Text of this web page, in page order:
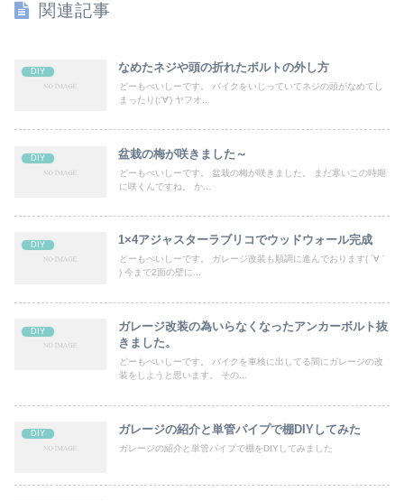
関連記事
DIY なめたネジや頭の折れたボルトの外し方
どーもぺいしーです。 バイクをいじっていてネジの頭がなめてし
まったり(;'∀') ヤフオ...
DIY 盆栽の梅が咲きました～
どーもぺいしーです。 盆栽の梅が咲きました。 まだ寒いこの時期
に咲くんですね。 か...
DIY 1×4アジャスターラブリコでウッドウォール完成
どーもぺいしーです。 ガレージ改装も順調に進んでおります( ´∀｀
) 今まで2面の壁に...
DIY
ガレージ改装の為いらなくなったアンカーボルト抜
きました。
どーもぺいしーです。 バイクを車検に出してる間にガレージの改
装をしようと思います。 その...
DIY ガレージの紹介と単管パイプで棚DIYしてみた
ガレージの紹介と単管パイプで棚をDIYしてみました